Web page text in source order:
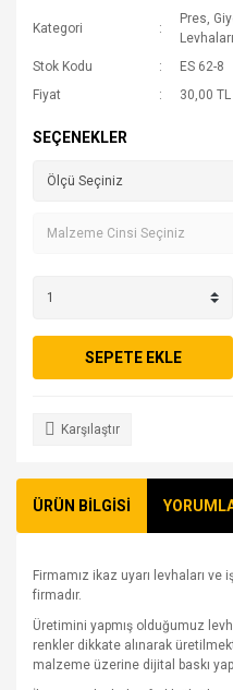
Kategori
Pres,
Levhaları
Stok Kodu
ES 62-8
Fiyat
30,00
SEÇENEKLER
SEPETE EKLE
Karşılaştır
ÜRÜN BİLGİSİ
Firmamız ikaz uyarı levhaları
firmadır.
Üretimini yapmış olduğumuz
renkler dikkate alınarak
malzeme üzerine dijital baskı